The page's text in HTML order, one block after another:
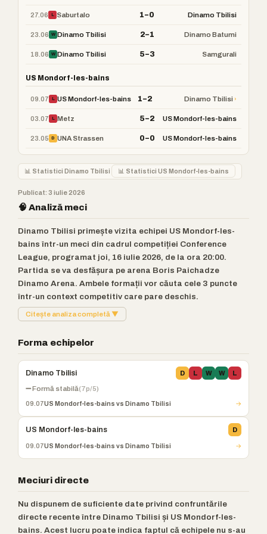
27.06 L Saburtalo 1–0 Dinamo Tbilisi
23.06 W Dinamo Tbilisi 2–1 Dinamo Batumi
18.06 W Dinamo Tbilisi 5–3 Samgurali
US Mondorf-les-bains
09.07 L US Mondorf-les-bains 1–2 Dinamo Tbilisi›
03.07 L Metz 5–2 US Mondorf-les-bains
23.05 D UNA Strassen 0–0 US Mondorf-les-bains
📊 Statistici Dinamo Tbilisi 📊 Statistici US Mondorf-les-bains
Publicat: 3 iulie 2026
🧠 Analiză meci
Dinamo Tbilisi primește vizita echipei US Mondorf-les-
bains într-un meci din cadrul competiției Conference
League, programat joi, 16 iulie 2026, de la ora 20:00.
Partida se va desfășura pe arena Boris Paichadze
Dinamo Arena. Ambele formații vor căuta cele 3 puncte
într-un context competitiv care pare deschis.
Citește analiza completă ▼
Forma echipelor
Dinamo Tbilisi D L W W L
➖ Formă stabilă(7p/5)
09.07US Mondorf-les-bains vs Dinamo Tbilisi →
US Mondorf-les-bains D
09.07US Mondorf-les-bains vs Dinamo Tbilisi →
Meciuri directe
Nu dispunem de suficiente date privind confruntările
directe recente între Dinamo Tbilisi și US Mondorf-les-
bains. Acest lucru poate indica faptul că echipele nu s-au